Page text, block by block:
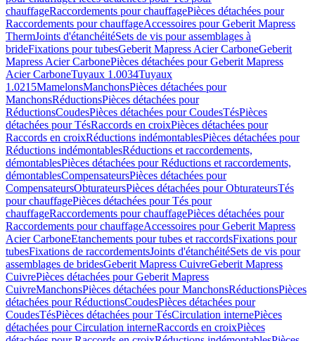
chauffageRaccordements pour chauffagePièces détachées pour
Raccordements pour chauffageAccessoires pour Geberit Mapress
ThermJoints d'étanchéitéSets de vis pour assemblages à
brideFixations pour tubesGeberit Mapress Acier CarboneGeberit
Mapress Acier CarbonePièces détachées pour Geberit Mapress
Acier CarboneTuyaux 1.0034Tuyaux
1.0215MamelonsManchonsPièces détachées pour
ManchonsRéductionsPièces détachées pour
RéductionsCoudesPièces détachées pour CoudesTésPièces
détachées pour TésRaccords en croixPièces détachées pour
Raccords en croixRéductions indémontablesPièces détachées pour
Réductions indémontablesRéductions et raccordements,
démontablesPièces détachées pour Réductions et raccordements,
démontablesCompensateursPièces détachées pour
CompensateursObturateursPièces détachées pour ObturateursTés
pour chauffagePièces détachées pour Tés pour
chauffageRaccordements pour chauffagePièces détachées pour
Raccordements pour chauffageAccessoires pour Geberit Mapress
Acier CarboneEtanchements pour tubes et raccordsFixations pour
tubesFixations de raccordementsJoints d'étanchéitéSets de vis pour
assemblages de bridesGeberit Mapress CuivreGeberit Mapress
CuivrePièces détachées pour Geberit Mapress
CuivreManchonsPièces détachées pour ManchonsRéductionsPièces
détachées pour RéductionsCoudesPièces détachées pour
CoudesTésPièces détachées pour TésCirculation internePièces
détachées pour Circulation interneRaccords en croixPièces